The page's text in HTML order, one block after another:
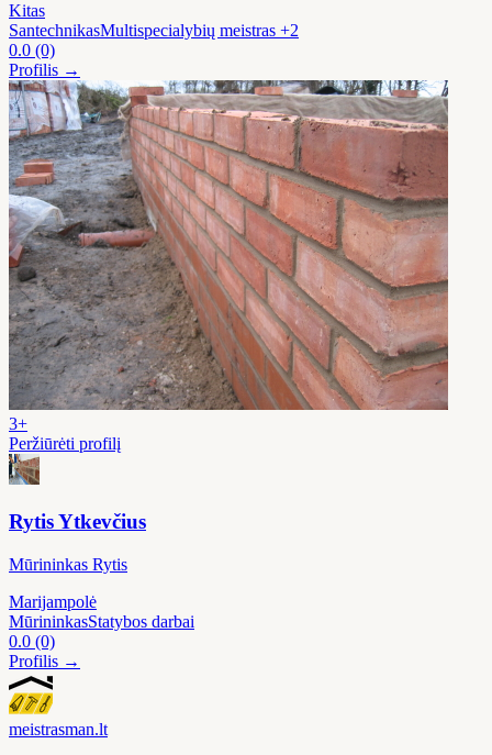
Kitas
SantechnikasMultispecialybių meistras +2
0.0 (0)
Profilis →
3+
Peržiūrėti profilį
Rytis Ytkevčius
Mūrininkas Rytis
Marijampolė
MūrininkasStatybos darbai
0.0 (0)
Profilis →
meistrasman.lt